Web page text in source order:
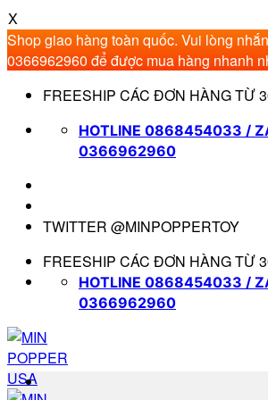
X
Shop giao hàng toàn quốc. Vui lòng
0366962960 để được mua hàng nhanh
qua
FREESHIP CÁC ĐƠN HÀNG TỪ
HOTLINE 0868454033 /
0366962960
TWITTER @MINPOPPERTOY
FREESHIP CÁC ĐƠN HÀNG TỪ
HOTLINE 0868454033 /
0366962960